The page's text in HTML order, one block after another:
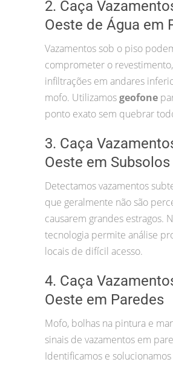
2. Caça
Oeste de Água em
Vazamentos sob o piso
comprometer o
infiltrações em andares
mofo. Utilizamosgeofone
ponto exato sem quebrar
3. Caça
Oeste em Subsolos
Detectamos vazamentos
que geralmente não são
causarem grandes estragos.
tecnologia permite análise
locais de difícil acesso.
4. Caça
Oeste em Paredes
Mofo, bolhas na pintura e
sinais de vazamentos em
Identificamos e